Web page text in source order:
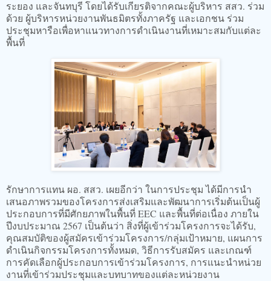
ระยอง และจันทบุรี โดยได้รับเกียรติจากคณะผู้บริหาร สสว. ร่วม
ด้วย ผู้บริหารหน่วยงานพันธมิตรทั้งภาครัฐ และเอกชน ร่วม
ประชุมหารือเพื่อหาแนวทางการดำเนินงานที่เหมาะสมกับแต่ละ
พื้นที่
รักษาการแทน ผอ. สสว. เผยอีกว่า ในการประชุม ได้มีการนำ
เสนอภาพรวมของโครงการส่งเสริมและพัฒนาการเริ่มต้นเป็นผู้
ประกอบการที่มีศักยภาพในพื้นที่ EEC และพื้นที่ต่อเนื่อง ภายใน
ปีงบประมาณ 2567 เป็นต้นว่า สิ่งที่ผู้เข้าร่วมโครงการจะได้รับ,
คุณสมบัติของผู้สมัครเข้าร่วมโครงการ/กลุ่มเป้าหมาย, แผนการ
ดำเนินกิจกรรมโครงการทั้งหมด, วิธีการรับสมัคร และเกณฑ์
การคัดเลือกผู้ประกอบการเข้าร่วมโครงการ, การแนะนำหน่วย
งานที่เข้าร่วมประชุมและบทบาทของแต่ละหน่วยงาน